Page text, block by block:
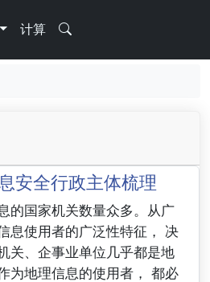
计算
安全行政主体梳理
的国家机关数量众多。从广
息使用者的广泛性特征， 决
关、企事业单位几乎都是地
为地理信息的使用者， 都必